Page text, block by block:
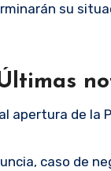
su
apertura de la
caso de